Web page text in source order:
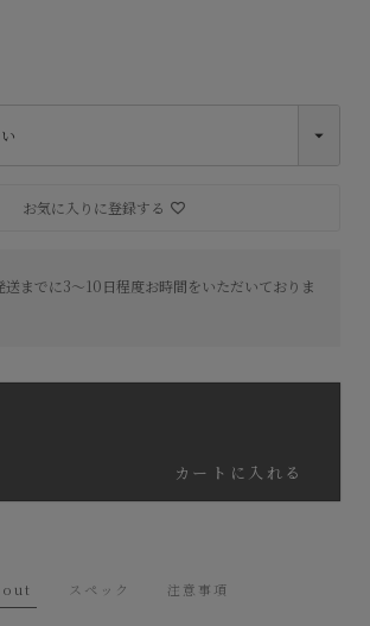
スペック 注意事項
送までに3～10日程度お時間をいただいておりま
お気に入りに登録する
カートに入れる